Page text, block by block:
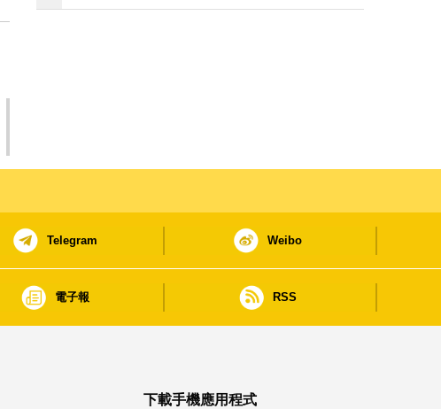
施
Telegram Weibo
電子報 RSS
下載手機應用程式